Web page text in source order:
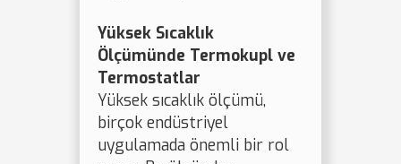
Yüksek Sıcaklık
Ölçümünde Termokupl ve
Termostatlar
Yüksek sıcaklık ölçümü,
birçok endüstriyel
uygulamada önemli bir rol